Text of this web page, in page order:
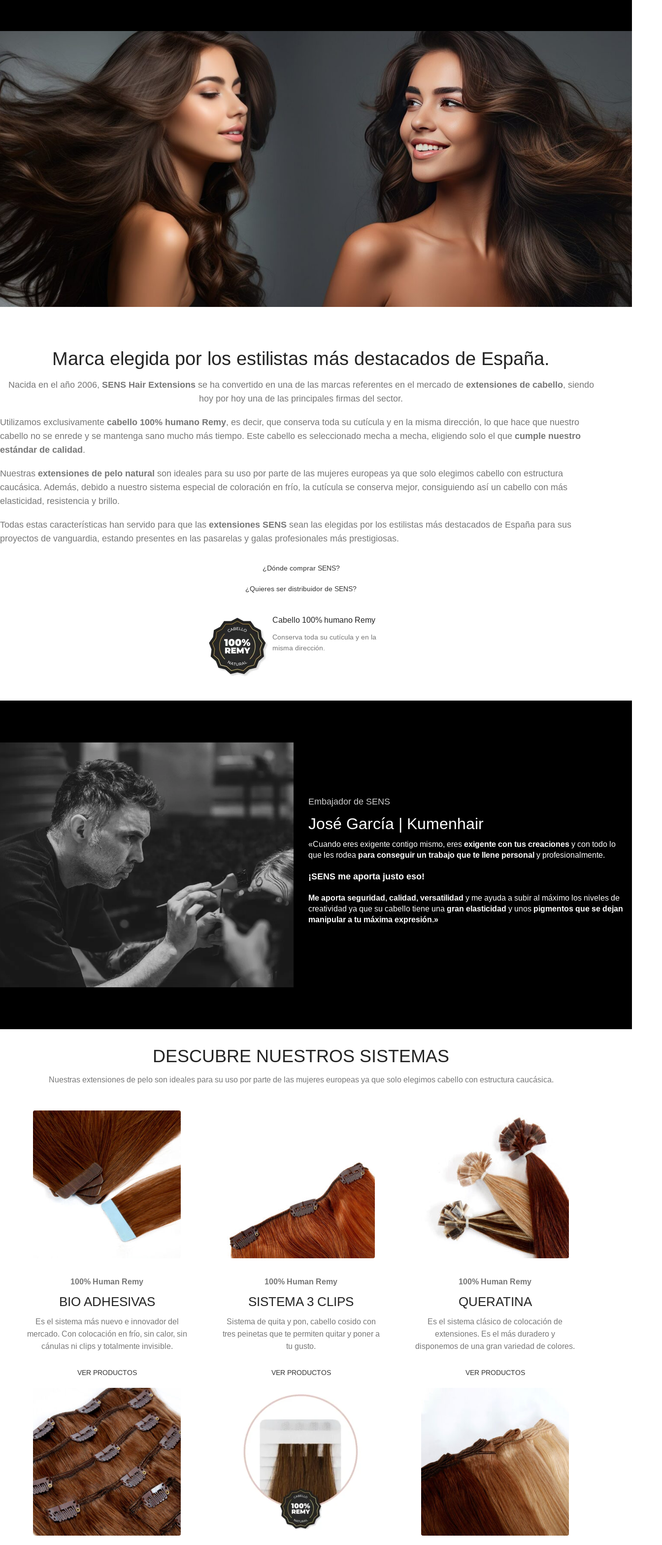
Marca elegida por los estilistas más destacados de España.
Nacida en el año 2006, SENS Hair Extensionsse ha convertido en una de las marcas referentes en el mercado de extensiones de cabello, siendo
hoy por hoy una de las principales firmas del sector.
Utilizamos exclusivamente cabello 100% humano Remy, es decir, que conserva toda su cutícula y en la misma dirección, lo que hace que nuestro
cabello no se enrede y se mantenga sano mucho más tiempo. Este cabello es seleccionado mecha a mecha, eligiendo solo el que cumple nuestro
estándar de calidad.
Nuestras extensiones de pelo natural son ideales para su uso por parte de las mujeres europeas ya que solo elegimos cabello con estructura
caucásica. Además, debido a nuestro sistema especial de coloración en frío, la cutícula se conserva mejor, consiguiendo así un cabello con más
elasticidad, resistencia y brillo.
Todas estas características han servido para que las extensiones SENS sean las elegidas por los estilistas más destacados de España para sus
proyectos de vanguardia, estando presentes en las pasarelas y galas profesionales más prestigiosas.
¿Dónde comprar SENS?
¿Quieres ser distribuidor de SENS?
Cabello 100% humano Remy
Conserva toda su cutícula y en la
misma dirección.
Embajador de SENS
José García | Kumenhair
«Cuando eres exigente contigo mismo, eres exigente con tus creaciones y con todo lo
que les rodea para conseguir un trabajo que te llene personal y profesionalmente.
¡SENS me aporta justo eso!
Me aporta seguridad, calidad, versatilidad y me ayuda a subir al máximo los niveles de
creatividad ya que su cabello tiene una gran elasticidad y unos pigmentos que se dejan
manipular a tu máxima expresión.»
DESCUBRE NUESTROS SISTEMAS
Nuestras extensiones de pelo son ideales para su uso por parte de las mujeres europeas ya que solo elegimos cabello con estructura caucásica.
100% Human Remy
BIO ADHESIVAS
Es el sistema más nuevo e innovador del
mercado. Con colocación en frío, sin calor, sin
cánulas ni clips y totalmente invisible.
VER PRODUCTOS
100% Human Remy
SISTEMA 3 CLIPS
Sistema de quita y pon, cabello cosido con
tres peinetas que te permiten quitar y poner a
tu gusto.
VER PRODUCTOS
100% Human Remy
QUERATINA
Es el sistema clásico de colocación de
extensiones. Es el más duradero y
disponemos de una gran variedad de colores.
VER PRODUCTOS